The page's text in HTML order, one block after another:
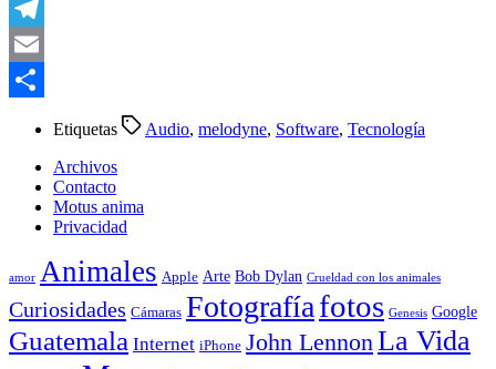
WhatsApp
Telegram
Email
Etiquetas Audio, melodyne, Software, Tecnología
Archivos
Contacto
Motus anima
Privacidad
amor Animales Apple Arte Bob Dylan Crueldad con los animales
Curiosidades Cámaras Fotografíafotos Genesis Google
Guatemala Internet iPhone John Lennon La Vida